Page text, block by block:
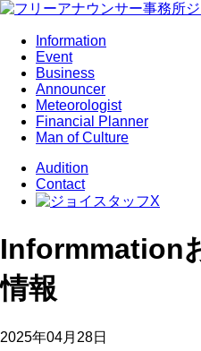
Information
Event
Business
Announcer
Meteorologist
Financial Planner
Man of Culture
Audition
Contact
Informmation
情報
2025年04月28日